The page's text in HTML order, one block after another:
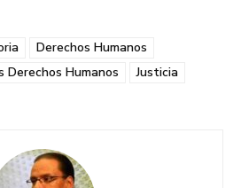
Derechos Humanos
Derechos Humanos
Justicia